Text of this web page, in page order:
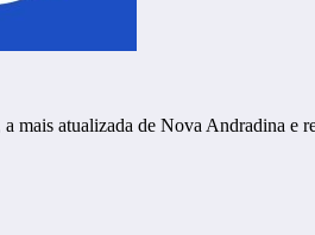
mais atualizada de Nova Andradina e